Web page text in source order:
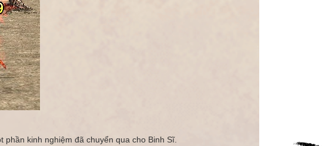
kinh nghiệm đã chuyển qua cho Binh Sĩ.